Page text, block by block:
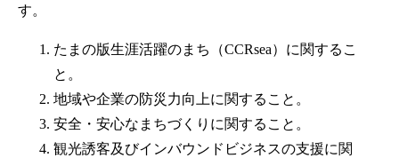
す。
たまの版生涯活躍のまち（CCRsea）に関するこ
と。
地域や企業の防災力向上に関すること。
安全・安心なまちづくりに関すること。
観光誘客及びインバウンドビジネスの支援に関